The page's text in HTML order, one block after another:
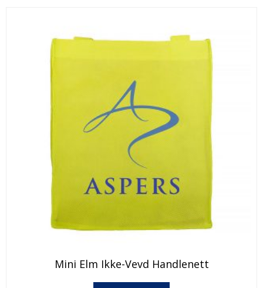
Dette
produktet
Mini Elm Ikke-Vevd Handlenett